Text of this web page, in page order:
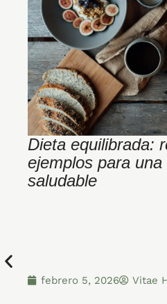
Dieta equilibrada:
ejemplos para
saludable
febrero 5, 2026 Vitae